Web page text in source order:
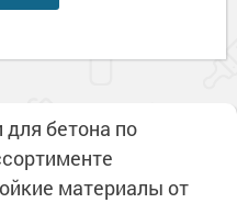
бетона по
материалы от